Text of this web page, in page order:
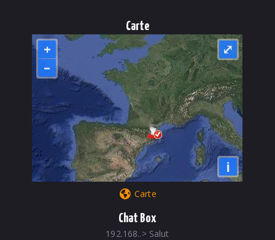
Carte
+
–
i
⤢
Carte
Chat Box
192.168..> Salut